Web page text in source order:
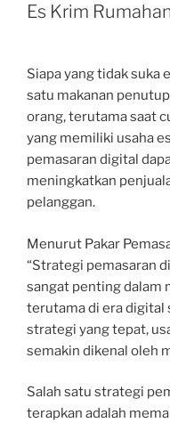
Es Krim Rumahan
Siapa yang tidak suka
satu makanan
orang, terutama saat
yang memiliki usaha
pemasaran digital
meningkatkan
pelanggan.
Menurut Pakar
“Strategi pemasaran
sangat penting dalam
terutama di era digital
strategi yang tepat,
semakin dikenal oleh
Salah satu strategi
terapkan adalah